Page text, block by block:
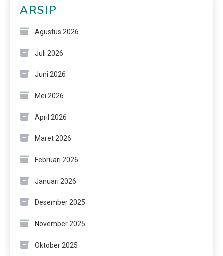
ARSIP
Agustus 2026
Juli 2026
Juni 2026
Mei 2026
April 2026
Maret 2026
Februari 2026
Januari 2026
Desember 2025
November 2025
Oktober 2025